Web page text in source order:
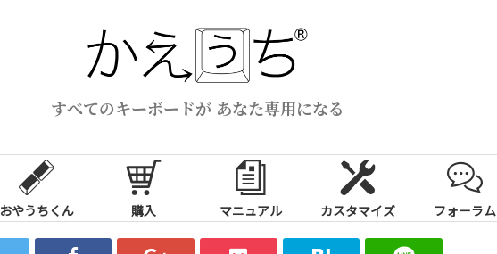
すべてのキーボードが あなた専用になる
おやうちくん 購入 マニュアル カスタマイズ フォーラム